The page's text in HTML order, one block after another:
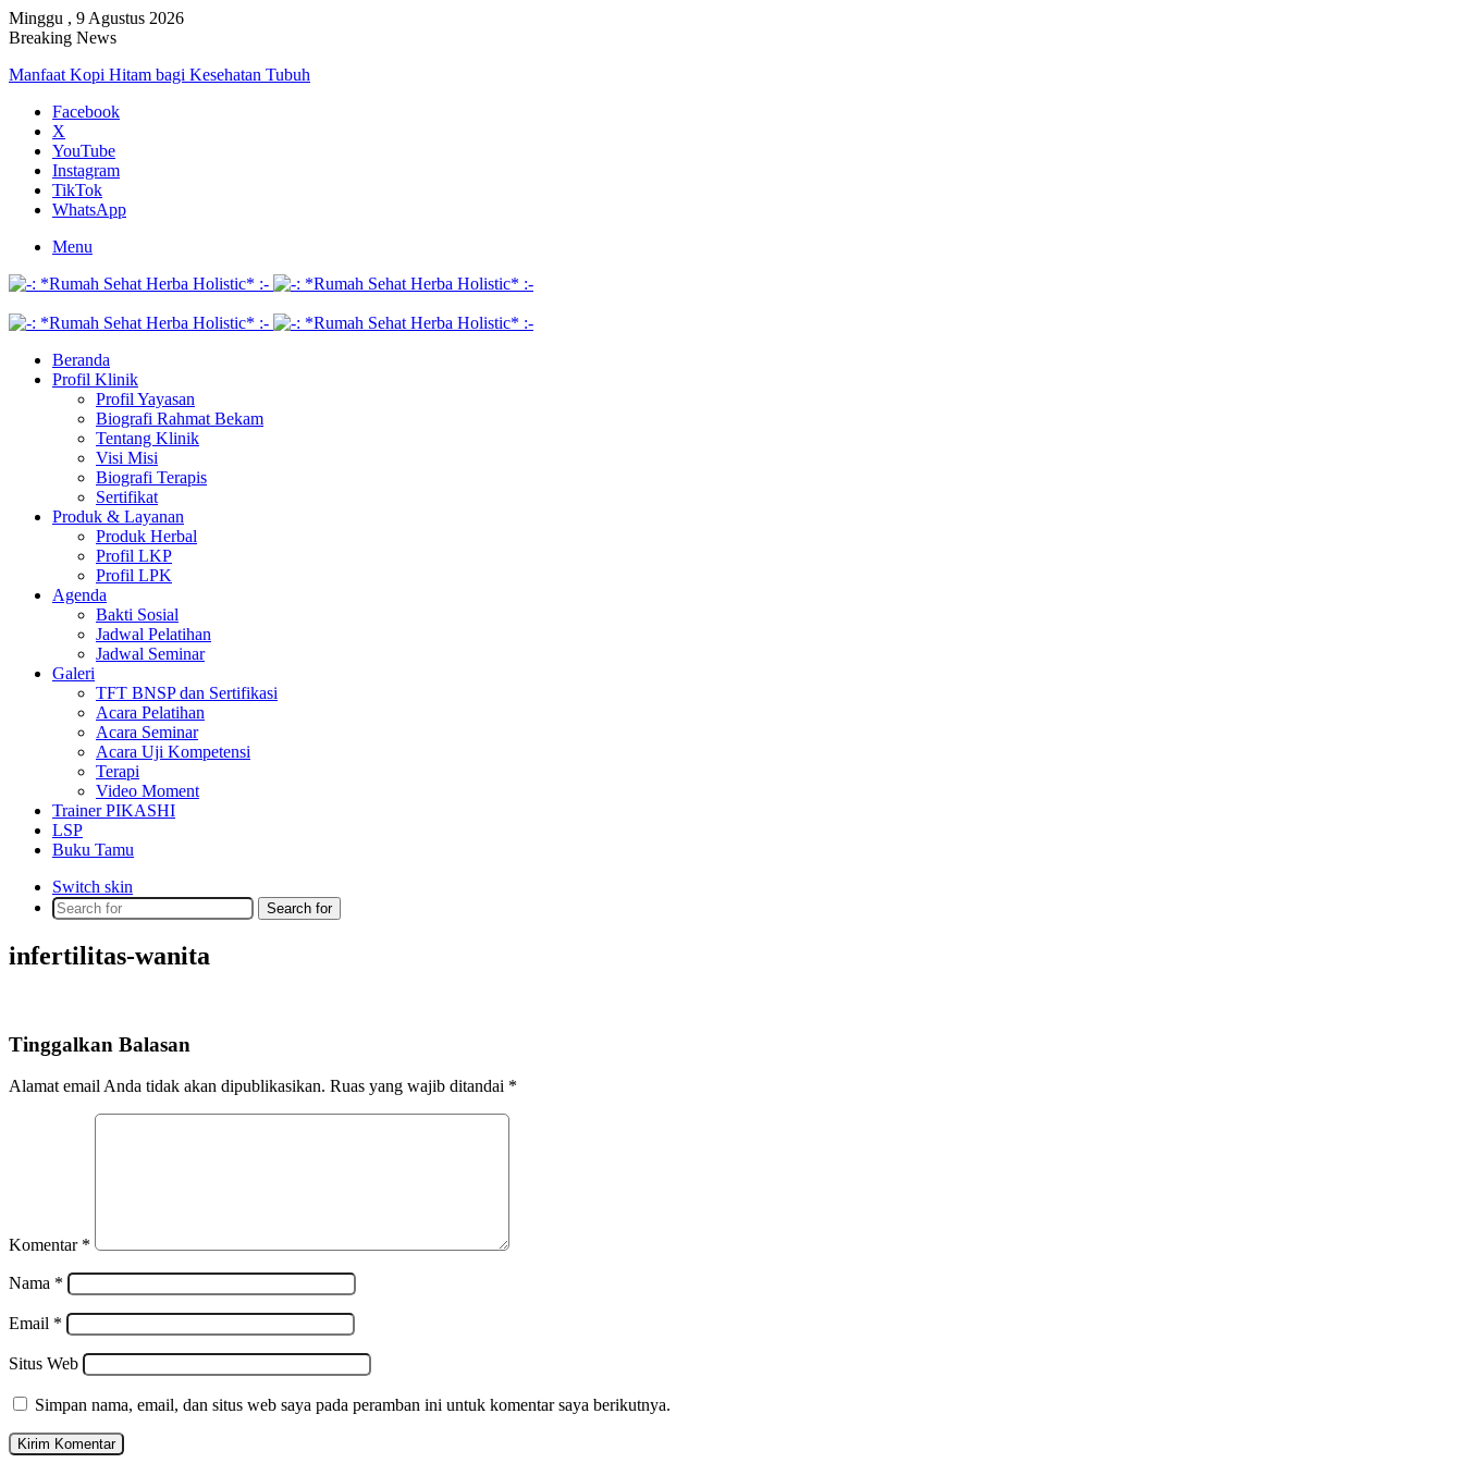
Minggu , 9 Agustus 2026
Breaking News
Manfaat Kopi Hitam bagi Kesehatan Tubuh
Facebook
X
YouTube
Instagram
TikTok
WhatsApp
Menu
Beranda
Profil Klinik
Profil Yayasan
Biografi Rahmat Bekam
Tentang Klinik
Visi Misi
Biografi Terapis
Sertifikat
Produk & Layanan
Produk Herbal
Profil LKP
Profil LPK
Agenda
Bakti Sosial
Jadwal Pelatihan
Jadwal Seminar
Galeri
TFT BNSP dan Sertifikasi
Acara Pelatihan
Acara Seminar
Acara Uji Kompetensi
Terapi
Video Moment
Trainer PIKASHI
LSP
Buku Tamu
Switch skin
Search for
infertilitas-wanita
Tinggalkan Balasan
Alamat email Anda tidak akan dipublikasikan. Ruas yang wajib ditandai *
Komentar *
Nama *
Email *
Situs Web
Simpan nama, email, dan situs web saya pada peramban ini untuk komentar saya berikutnya.